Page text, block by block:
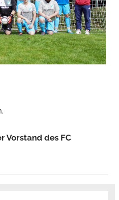
Vorstand des FC